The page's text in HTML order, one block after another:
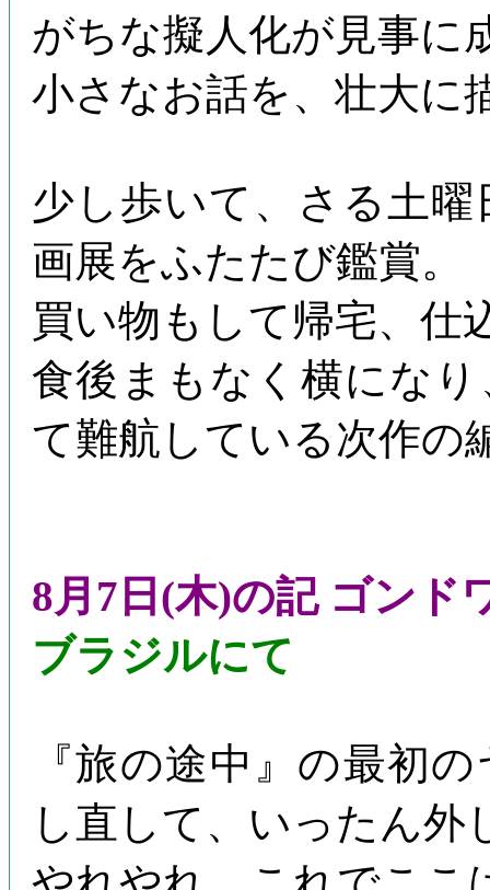
がちな擬人化が見事に
小さなお話を、壮大に
少し歩いて、さる土曜
画展をふたたび鑑賞。
買い物もして帰宅、仕
食後まもなく横にな
て難航している次作の
8月7日(木)の記 ゴンド
ブラジルにて
『旅の途中』の最初
し直して、いったん